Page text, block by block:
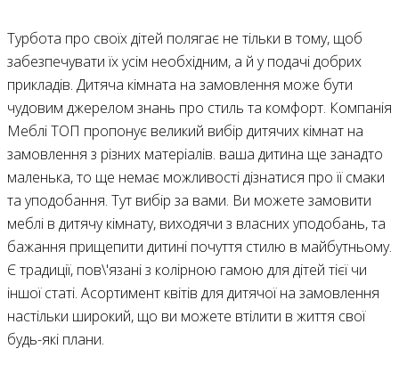
Турбота про своїх дітей полягає не тільки в тому, щоб
забезпечувати їх усім необхідним, а й у подачі добрих
прикладів. Дитяча кімната на замовлення може бути
чудовим джерелом знань про стиль та комфорт. Компанія
Меблі ТОП пропонує великий вибір дитячих кімнат на
замовлення з різних матеріалів. ваша дитина ще занадто
маленька, то ще немає можливості дізнатися про її смаки
та уподобання. Тут вибір за вами. Ви можете замовити
меблі в дитячу кімнату, виходячи з власних уподобань, та
бажання прищепити дитині почуття стилю в майбутньому.
Є традиції, пов\'язані з колірною гамою для дітей тієї чи
іншої статі. Асортимент квітів для дитячої на замовлення
настільки широкий, що ви можете втілити в життя свої
будь-які плани.